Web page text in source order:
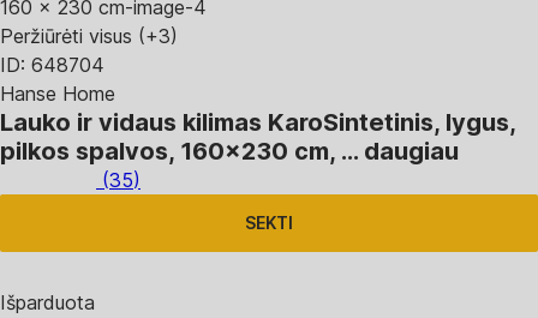
Peržiūrėti visus (+3)
ID: 648704
Hanse Home
Lauko ir vidaus kilimas KaroSintetinis, lygus,
pilkos spalvos, 160x230 cm, … daugiau
(35)
SEKTI
Išparduota